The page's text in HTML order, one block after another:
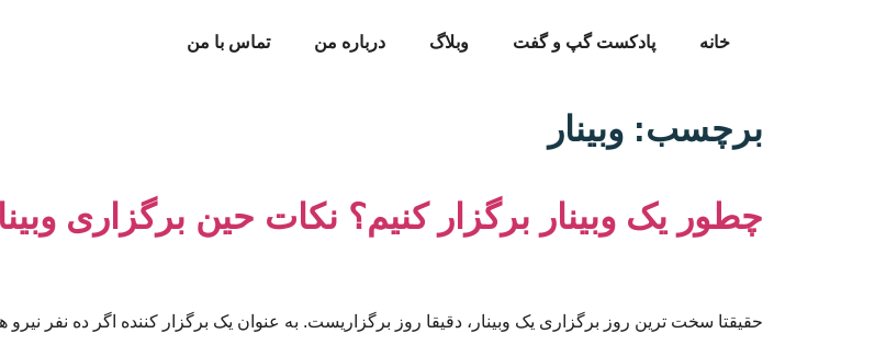
خانه پادکست گپ و گفت وبلاگ درباره من تماس با من
برچسب: وبینار
چطور یک وبینار برگزار کنیم؟ نکات حین برگزاری
حقیقتا سخت ترین روز برگزاری یک وبینار،‌ دقیقا روز برگزاریست. به عنوان یک برگزار کننده اگر ده نفر